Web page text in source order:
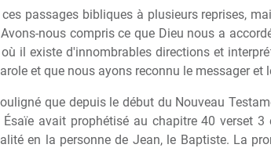
passages bibliques à plusieurs reprises,
nous compris ce que Dieu nous a
il existe d'innombrables directions et
et que nous ayons reconnu le messager et
que depuis le début du Nouveau
Ésaïe avait prophétisé au chapitre 40 verset
en la personne de Jean, le Baptiste. La